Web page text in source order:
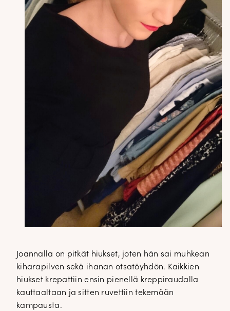
Joannalla on pitkät hiukset, joten hän sai muhkean
kiharapilven sekä ihanan otsatöyhdön. Kaikkien
hiukset krepattiin ensin pienellä kreppiraudalla
kauttaaltaan ja sitten ruvettiin tekemään
kampausta.